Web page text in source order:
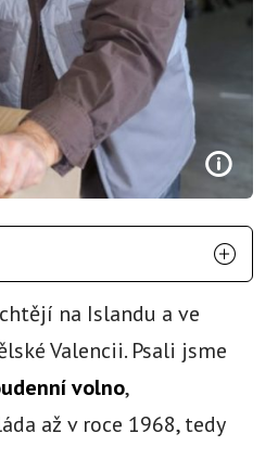
na Islandu a ve
Valencii. Psali jsme
volno,
až v roce 1968, tedy